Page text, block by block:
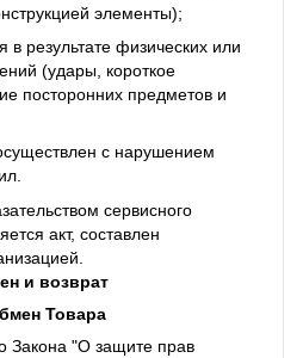
элементы);
в результате физических или
(удары, короткое
посторонних предметов и
с нарушением
сервисного
акт, составлен
и возврат
Товара
Закона "О защите прав